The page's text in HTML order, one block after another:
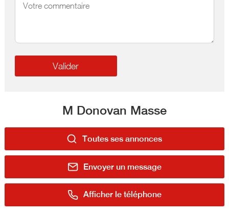
M Donovan Masse
Toutes ses annonces
Envoyer un message
Afficher le téléphone